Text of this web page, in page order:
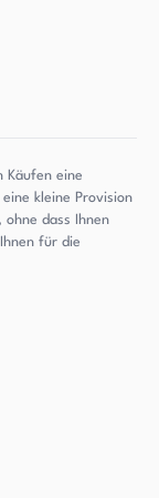
Käufen eine
kleine Provision
dass Ihnen
für die